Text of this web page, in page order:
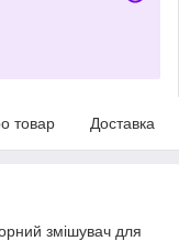
товар Доставка
змішувач для